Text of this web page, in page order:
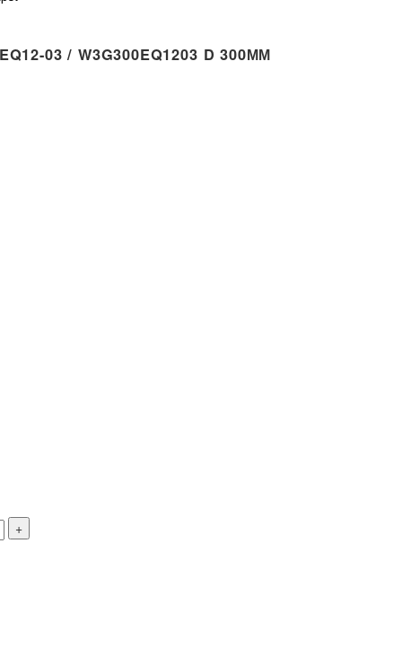
03 / W3G300EQ1203 D 300ММ
+